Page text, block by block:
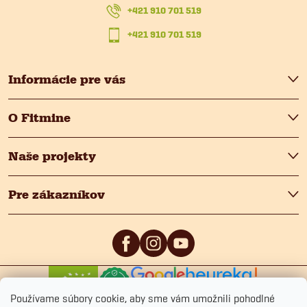
Používame súbory cookie, aby sme vám umožnili pohodlné
eInformácie pre vás
O Fitmine
Naše projekty
Pre zákazníkov
+421 910 701 519
+421 910 701 519